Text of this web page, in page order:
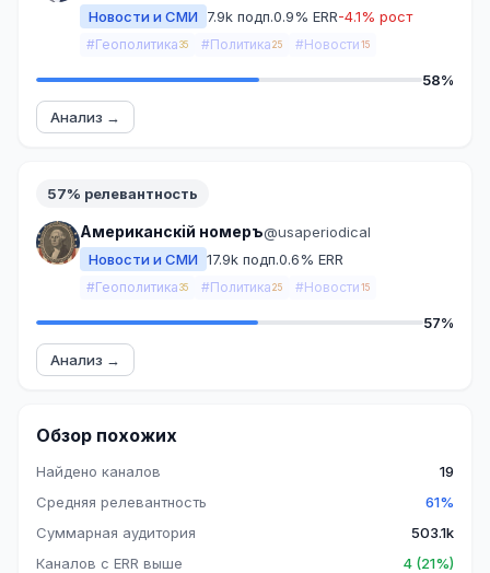
Новости и СМИ
7.9k подп.0.9% ERR-4.1% рост
#Геополитика 35 #Политика 25 #Новости 15
58%
Анализ →
57% релевантность
Американскiй номеръ@usaperiodical
Новости и СМИ 17.9k подп.0.6% ERR
#Геополитика 35 #Политика 25 #Новости 15
57%
Анализ →
Обзор похожих
Найдено каналов
19
Средняя релевантность
61%
Суммарная аудитория
503.1k
Каналов с ERR выше
4 (21%)